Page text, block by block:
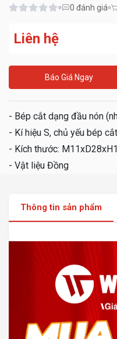
0 đánh giá
Liên hệ
Báo Giá Ngay
- Bép cắt dạng đầu nón
- Kí hiệu S, chủ yếu bép
- Kích thước:
- Vật liệu Đồng
Thông tin sản phẩm